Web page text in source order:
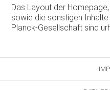
Das Layout der
sowie die sonstigen
Planck-Gesellschaft sind